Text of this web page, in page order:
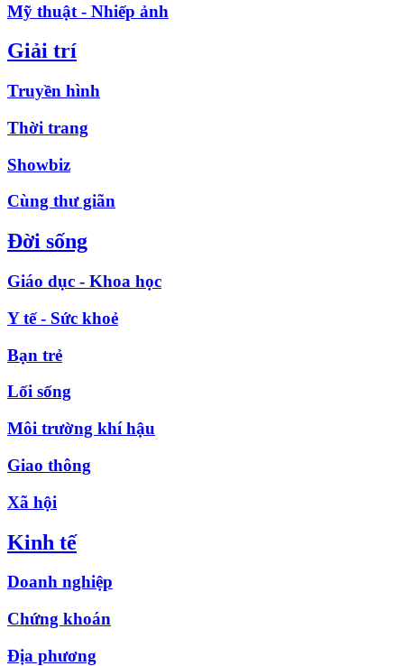
Mỹ thuật - Nhiếp ảnh
Giải trí
Truyền hình
Thời trang
Showbiz
Cùng thư giãn
Đời sống
Giáo dục - Khoa học
Y tế - Sức khoẻ
Bạn trẻ
Lối sống
Môi trường khí hậu
Giao thông
Xã hội
Kinh tế
Doanh nghiệp
Chứng khoán
Địa phương